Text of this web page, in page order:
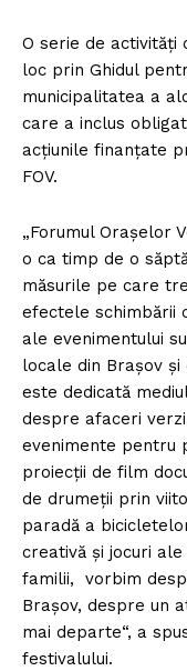
O serie de activități
loc prin Ghidul
municipalitatea a
care a inclus
acțiunile finanțate
FOV.
„Forumul Orașelor
o ca timp de o
măsurile pe care
efectele schimbării
ale evenimentului
locale din Brașov
este dedicată
despre afaceri
evenimente pentru
proiecții de film
de drumeții prin
paradă a
creativă și jocuri
familii, vorbim
Brașov, despre un
mai departe“, a
festivalului.